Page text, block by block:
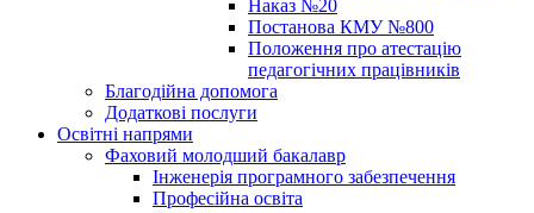
Наказ №20
Постанова КМУ №800
Положення про атестацію
педагогічних працівників
Благодійна допомога
Додаткові послуги
Освітні напрями
Фаховий молодший бакалавр
Інженерія програмного забезпечення
Професійна освіта